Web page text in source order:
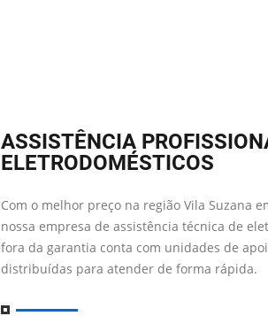
ASSISTÊNCIA
ELETRODOMÉSTICOS
Com o melhor preço na região Vila Suzana
nossa empresa de assistência técnica de
fora da garantia conta com unidades de
distribuídas para atender de forma rápida.